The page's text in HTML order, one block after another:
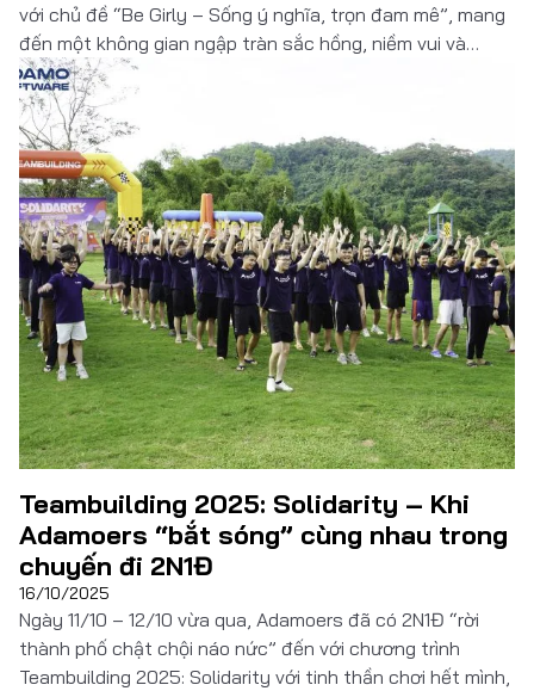
với chủ đề “Be Girly – Sống ý nghĩa, trọn đam mê”, mang
đến một không gian ngập tràn sắc hồng, niềm vui và
những khoảnh khắc đáng nhớ dành riêng cho các […]
Đọc thêm
Teambuilding 2025: Solidarity – Khi
Adamoers “bắt sóng” cùng nhau trong
chuyến đi 2N1Đ
16/10/2025
Ngày 11/10 – 12/10 vừa qua, Adamoers đã có 2N1Đ “rời
thành phố chật chội náo nức” đến với chương trình
Teambuilding 2025: Solidarity với tinh thần chơi hết mình,